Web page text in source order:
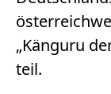
„Känguru
teil.